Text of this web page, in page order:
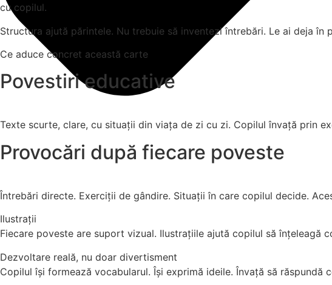
cu copilul.
Structura ajută părintele. Nu trebuie să inventezi întrebări. Le ai deja
Ce aduce concret această carte
Povestiri educative
Texte scurte, clare, cu situații din viața de zi cu zi. Copilul învață prin
Provocări după fiecare poveste
Întrebări directe. Exerciții de gândire. Situații în care copilul decide.
Ilustrații
Fiecare poveste are suport vizual. Ilustrațiile ajută copilul să înțeleagă
Dezvoltare reală, nu doar divertisment
Copilul își formează vocabularul. Își exprimă ideile. Învață să răspundă